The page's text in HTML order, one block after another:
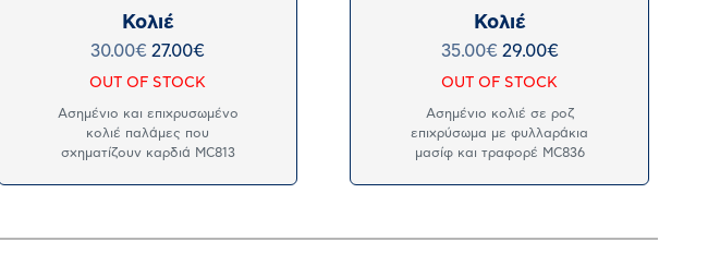
Κολιέ
30.00€ 27.00€
OUT OF STOCK
Ασημένιο και επιχρυσωμένο
κολιέ παλάμες που
σχηματίζουν καρδιά MC813
Κολιέ
35.00€ 29.00€
OUT OF STOCK
Ασημένιο κολιέ σε ροζ
επιχρύσωμα με φυλλαράκια
μασίφ και τραφορέ MC836